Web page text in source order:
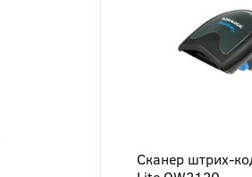
Сканер штрих-